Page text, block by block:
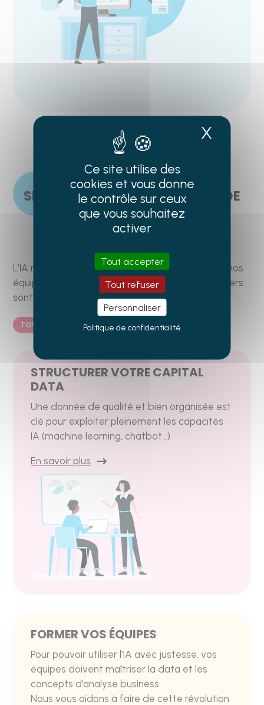
SE PRÉPARER À LA RÉVOLUTION DE
L’IA
L’IA redéfinit les règles du jeu et le quotidien de vos
équipes. Pour être capables d’en tirer parti, 2 leviers
sont essentiels.
TOUS NOS SERVICES
STRUCTURER VOTRE CAPITAL
DATA
Une donnée de qualité et bien organisée est
clé pour exploiter pleinement les capacités
IA (machine learning, chatbot…)
En savoir plus
FORMER VOS ÉQUIPES
Pour pouvoir utiliser l’IA avec justesse, vos
équipes doivent maîtriser la data et les
concepts d’analyse business.
Nous vous aidons à faire de cette révolution
Ce site utilise des
cookies et vous donne
le contrôle sur ceux
que vous souhaitez
activer
Tout accepter
Tout refuser
Personnaliser
Politique de confidentialité
X